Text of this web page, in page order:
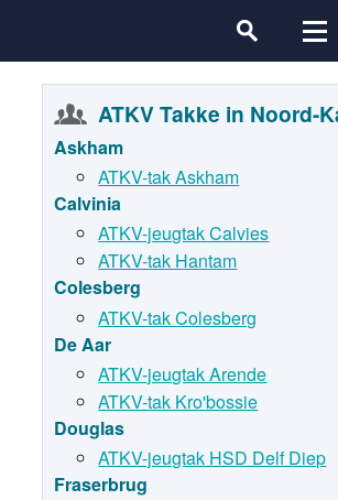
ATKV Takke in Noord-
Askham
ATKV-tak Askham
Calvinia
ATKV-jeugtak Calvies
ATKV-tak Hantam
Colesberg
ATKV-tak Colesberg
De Aar
ATKV-jeugtak Arende
ATKV-tak Kro'bossie
Douglas
ATKV-jeugtak HSD Delf Diep
Fraserbrug